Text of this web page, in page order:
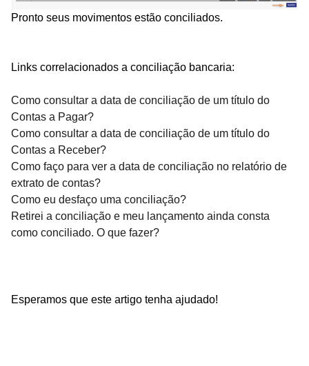
Pronto seus movimentos estão conciliados.
Links correlacionados a conciliação bancaria:
Como consultar a data de conciliação de um título do
Contas a Pagar?
Como consultar a data de conciliação de um título do
Contas a Receber?
Como faço para ver a data de conciliação no relatório de
extrato de contas?
Como eu desfaço uma conciliação?
Retirei a conciliação e meu lançamento ainda consta
como conciliado. O que fazer?
Esperamos que este artigo tenha ajudado!